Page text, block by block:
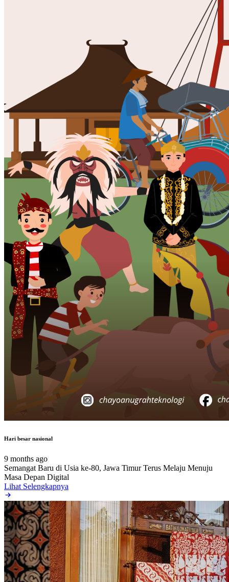
Hari besar nasional
9 months ago
Semangat Baru di Usia ke-80, Jawa Timur Terus Melaju Menuju
Masa Depan Digital
Lihat Selengkapnya